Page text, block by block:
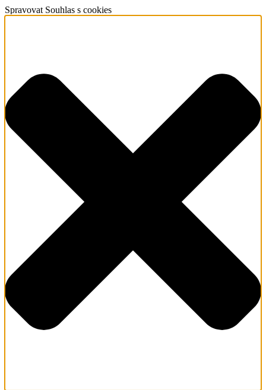
Spravovat Souhlas s cookies